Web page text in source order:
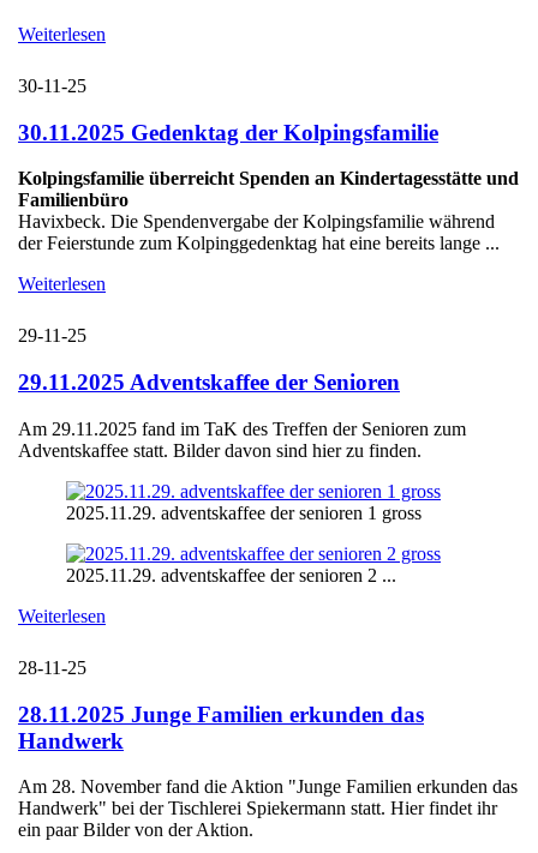
Weiterlesen
30-11-25
30.11.2025 Gedenktag der Kolpingsfamilie
Kolpingsfamilie überreicht Spenden an Kindertagesstätte und
Familienbüro
Havixbeck. Die Spendenvergabe der Kolpingsfamilie während
der Feierstunde zum Kolpinggedenktag hat eine bereits lange ...
Weiterlesen
29-11-25
29.11.2025 Adventskaffee der Senioren
Am 29.11.2025 fand im TaK des Treffen der Senioren zum
Adventskaffee statt. Bilder davon sind hier zu finden.
2025.11.29. adventskaffee der senioren 1 gross
2025.11.29. adventskaffee der senioren 2 ...
Weiterlesen
28-11-25
28.11.2025 Junge Familien erkunden das
Handwerk
Am 28. November fand die Aktion "Junge Familien erkunden das
Handwerk" bei der Tischlerei Spiekermann statt. Hier findet ihr
ein paar Bilder von der Aktion.